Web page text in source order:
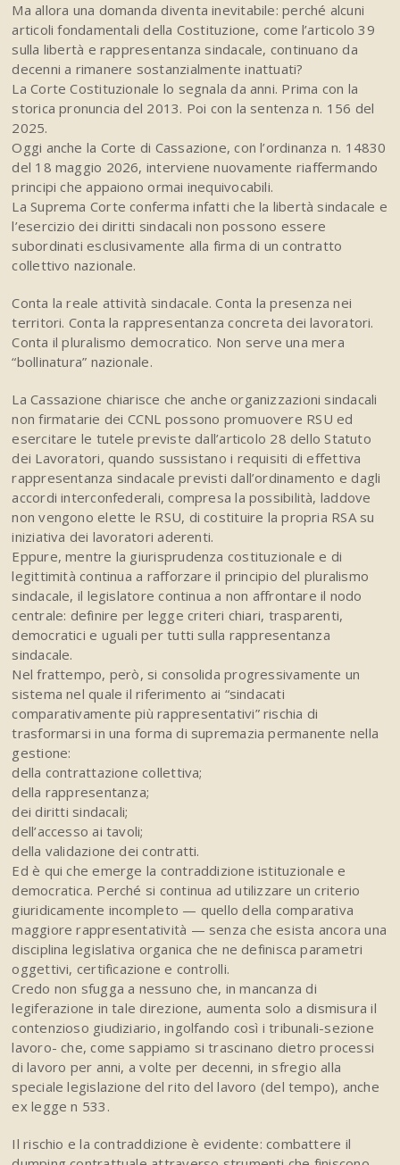
Ma allora una domanda diventa inevitabile: perché alcuni
articoli fondamentali della Costituzione, come l’articolo 39
sulla libertà e rappresentanza sindacale, continuano da
decenni a rimanere sostanzialmente inattuati?
La Corte Costituzionale lo segnala da anni. Prima con la
storica pronuncia del 2013. Poi con la sentenza n. 156 del
2025.
Oggi anche la Corte di Cassazione, con l’ordinanza n. 14830
del 18 maggio 2026, interviene nuovamente riaffermando
principi che appaiono ormai inequivocabili.
La Suprema Corte conferma infatti che la libertà sindacale e
l’esercizio dei diritti sindacali non possono essere
subordinati esclusivamente alla firma di un contratto
collettivo nazionale.
Conta la reale attività sindacale. Conta la presenza nei
territori. Conta la rappresentanza concreta dei lavoratori.
Conta il pluralismo democratico. Non serve una mera
“bollinatura” nazionale.
La Cassazione chiarisce che anche organizzazioni sindacali
non firmatarie dei CCNL possono promuovere RSU ed
esercitare le tutele previste dall’articolo 28 dello Statuto
dei Lavoratori, quando sussistano i requisiti di effettiva
rappresentanza sindacale previsti dall’ordinamento e dagli
accordi interconfederali, compresa la possibilità, laddove
non vengono elette le RSU, di costituire la propria RSA su
iniziativa dei lavoratori aderenti.
Eppure, mentre la giurisprudenza costituzionale e di
legittimità continua a rafforzare il principio del pluralismo
sindacale, il legislatore continua a non affrontare il nodo
centrale: definire per legge criteri chiari, trasparenti,
democratici e uguali per tutti sulla rappresentanza
sindacale.
Nel frattempo, però, si consolida progressivamente un
sistema nel quale il riferimento ai “sindacati
comparativamente più rappresentativi” rischia di
trasformarsi in una forma di supremazia permanente nella
gestione:
della contrattazione collettiva;
della rappresentanza;
dei diritti sindacali;
dell’accesso ai tavoli;
della validazione dei contratti.
Ed è qui che emerge la contraddizione istituzionale e
democratica. Perché si continua ad utilizzare un criterio
giuridicamente incompleto — quello della comparativa
maggiore rappresentatività — senza che esista ancora una
disciplina legislativa organica che ne definisca parametri
oggettivi, certificazione e controlli.
Credo non sfugga a nessuno che, in mancanza di
legiferazione in tale direzione, aumenta solo a dismisura il
contenzioso giudiziario, ingolfando così i tribunali-sezione
lavoro- che, come sappiamo si trascinano dietro processi
di lavoro per anni, a volte per decenni, in sfregio alla
speciale legislazione del rito del lavoro (del tempo), anche
ex legge n 533.
Il rischio e la contraddizione è evidente: combattere il